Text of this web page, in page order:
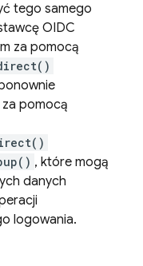
tego samego
OIDC
za pomocą
pomocą
, które mogą
danych
logowania.